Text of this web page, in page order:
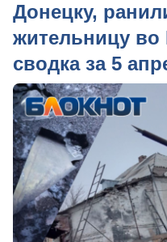
Донецку,
жительницу
сводка за 5